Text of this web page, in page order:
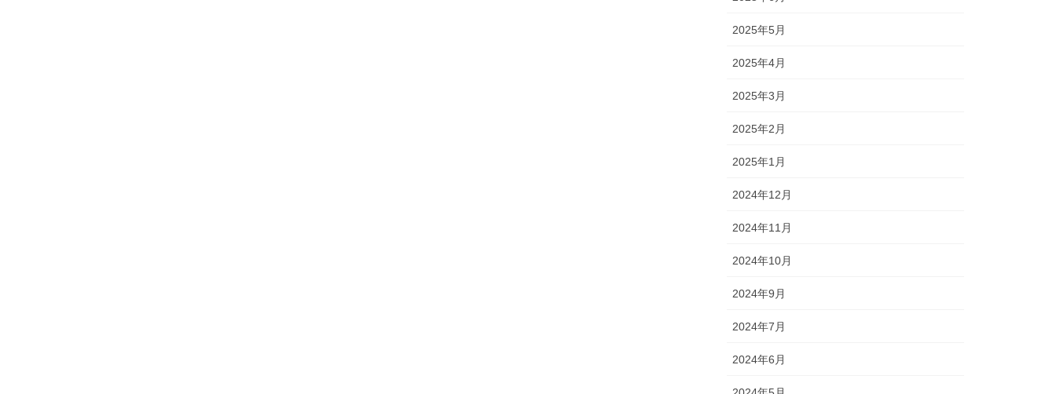
2025年5月
2025年4月
2025年3月
2025年2月
2025年1月
2024年12月
2024年11月
2024年10月
2024年9月
2024年7月
2024年6月